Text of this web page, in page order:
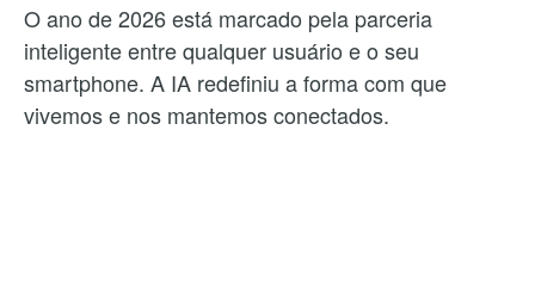
O ano de 2026 está marcado pela parceria
inteligente entre qualquer usuário e o seu
smartphone. A IA redefiniu a forma com que
vivemos e nos mantemos conectados.